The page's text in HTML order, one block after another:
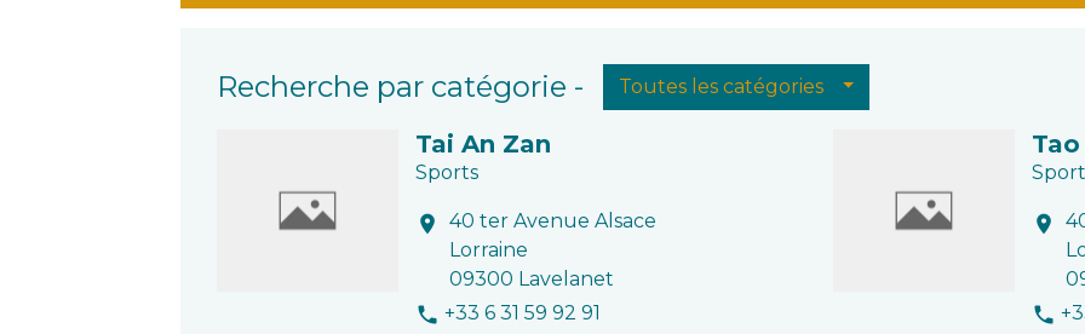
Recherche par catégorie - Toutes les catégories
Tai An Zan
Sports
location_on
40 ter Avenue Alsace
Lorraine
09300 Lavelanet
phone +33 6 31 59 92 91
location_on
phone